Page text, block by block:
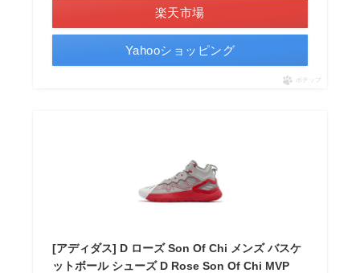
楽天市場
Yahooショッピング
ポチップ
[アディダス] D ローズ Son Of Chi メンズ バスケ
ットボール シューズ D Rose Son Of Chi MVP